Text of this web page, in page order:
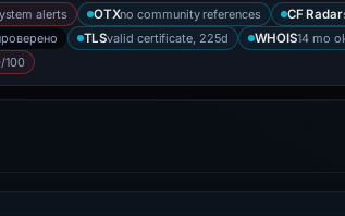
alerts OTXno community references CF Radar
TLSvalid certificate, 225d WHOIS14 mo
100